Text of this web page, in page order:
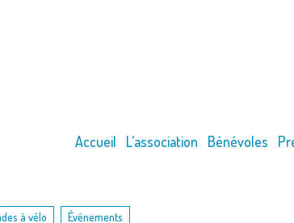
Accueil L’association Bénévoles
à vélo Événements